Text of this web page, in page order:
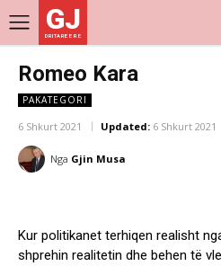
GJ
DRITARE E RE
Romeo Kara
PAKATEGORI
6 Shkurt 2021 Updated: 6 Shkurt 2021
Nga Gjin Musa
Kur politikanet terhiqen realisht
shprehin realitetin dhe behen të